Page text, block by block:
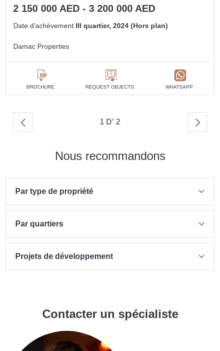
2 150 000 AED - 3 200 000 AED
Date d'achèvement III quartier, 2024 (Hors plan)
Damac Properties
BROCHURE REQUEST OBJECTS WHATSAPP
1 D' 2
Nous recommandons
Par type de propriété
Par quartiers
Projets de développement
Contacter un spécialiste